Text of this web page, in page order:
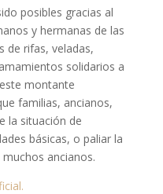
posibles gracias al
y hermanas de las
de rifas, veladas,
solidarios a
montante
familias, ancianos,
la situación de
básicas, o paliar la
ancianos.